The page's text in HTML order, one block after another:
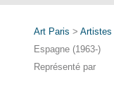
Art Paris > Artistes
Espagne (1963-)
Représenté par